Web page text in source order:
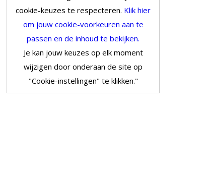
cookie-keuzes te respecteren. Klik hier
om jouw cookie-voorkeuren aan te
passen en de inhoud te bekijken.
Je kan jouw keuzes op elk moment
wijzigen door onderaan de site op
"Cookie-instellingen" te klikken."